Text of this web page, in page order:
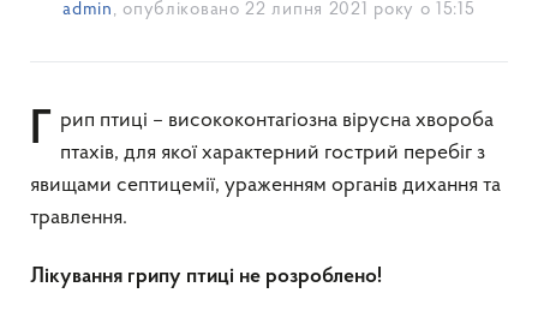
admin , опубліковано 22 липня 2021 року о 15:15
Грип птиці – висококонтагіозна вірусна хвороба
птахів, для якої характерний гострий перебіг з
явищами септицемії, ураженням органів дихання та
травлення.
Лікування грипу птиці не розроблено!